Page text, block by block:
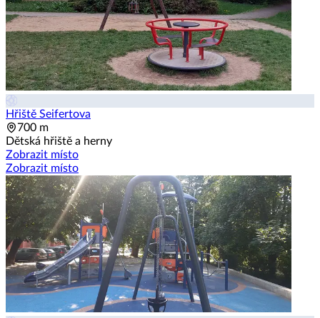
Hřiště Seifertova
700 m
Dětská hřiště a herny
Zobrazit místo
Zobrazit místo